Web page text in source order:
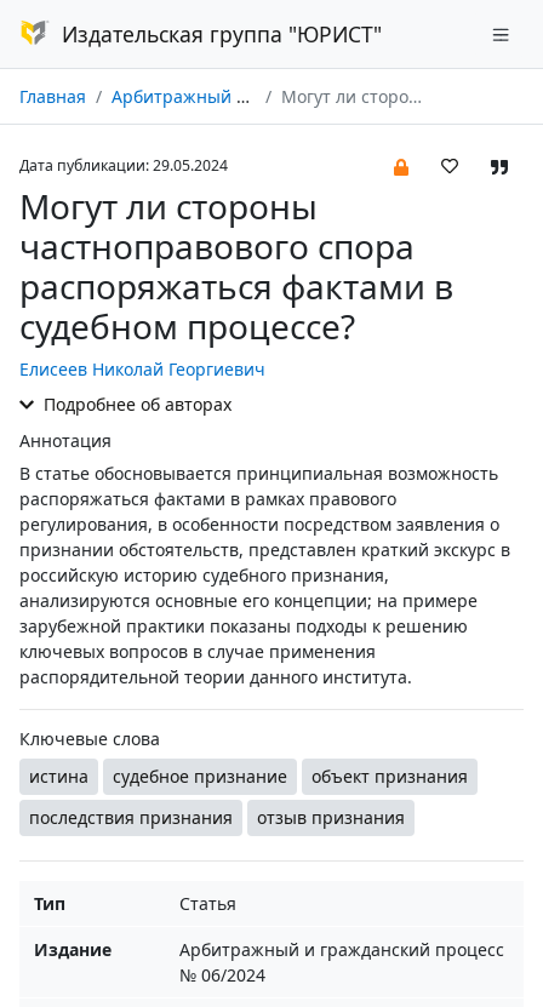
Издательская группа "ЮРИСТ"
Главная Арбитражный и гражданский процесс № 06/2024 Могут ли стороны частноправового спора распоряжаться фактами в судебном процессе?
Дата публикации: 29.05.2024
Могут ли стороны
частноправового спора
распоряжаться фактами в
судебном процессе?
Елисеев Николай Георгиевич
Подробнее об авторах
Аннотация
В статье обосновывается принципиальная возможность
распоряжаться фактами в рамках правового
регулирования, в особенности посредством заявления о
признании обстоятельств, представлен краткий экскурс в
российскую историю судебного признания,
анализируются основные его концепции; на примере
зарубежной практики показаны подходы к решению
ключевых вопросов в случае применения
распорядительной теории данного института.
Ключевые слова
истина
судебное признание
объект признания
последствия признания
отзыв признания
Тип
Статья
Издание
Арбитражный и гражданский процесс
№ 06/2024